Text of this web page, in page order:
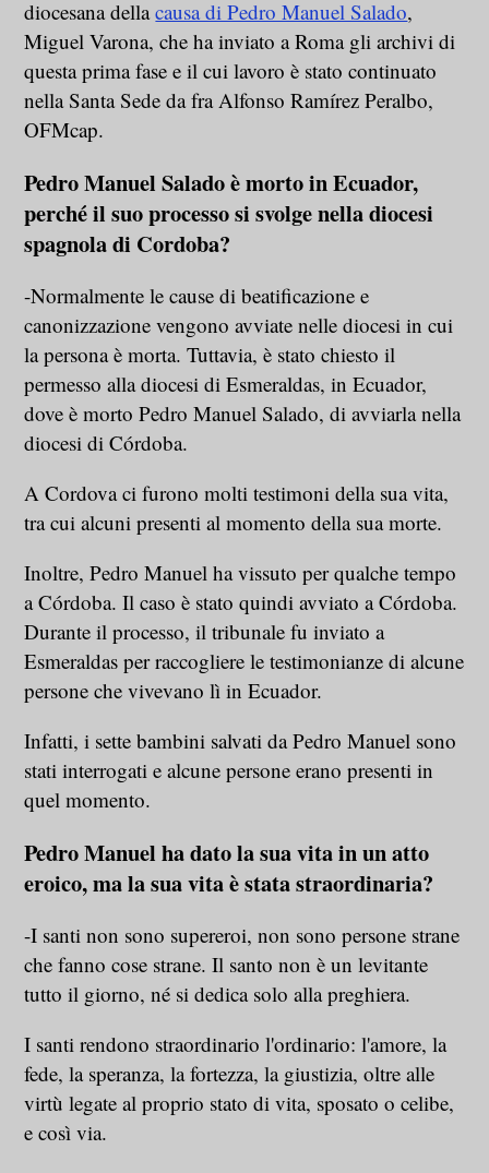
diocesana dellacausa di Pedro Manuel Salado,
Miguel Varona, che ha inviato a Roma gli archivi di
questa prima fase e il cui lavoro è stato continuato
nella Santa Sede da fra Alfonso Ramírez Peralbo,
OFMcap.
Pedro Manuel Salado è morto in Ecuador,
perché il suo processo si svolge nella diocesi
spagnola di Cordoba?
-Normalmente le cause di beatificazione e
canonizzazione vengono avviate nelle diocesi in cui
la persona è morta. Tuttavia, è stato chiesto il
permesso alla diocesi di Esmeraldas, in Ecuador,
dove è morto Pedro Manuel Salado, di avviarla nella
diocesi di Córdoba.
A Cordova ci furono molti testimoni della sua vita,
tra cui alcuni presenti al momento della sua morte.
Inoltre, Pedro Manuel ha vissuto per qualche tempo
a Córdoba. Il caso è stato quindi avviato a Córdoba.
Durante il processo, il tribunale fu inviato a
Esmeraldas per raccogliere le testimonianze di alcune
persone che vivevano lì in Ecuador.
Infatti, i sette bambini salvati da Pedro Manuel sono
stati interrogati e alcune persone erano presenti in
quel momento.
Pedro Manuel ha dato la sua vita in un atto
eroico, ma la sua vita è stata straordinaria?
-I santi non sono supereroi, non sono persone strane
che fanno cose strane. Il santo non è un levitante
tutto il giorno, né si dedica solo alla preghiera.
I santi rendono straordinario l'ordinario: l'amore, la
fede, la speranza, la fortezza, la giustizia, oltre alle
virtù legate al proprio stato di vita, sposato o celibe,
e così via.